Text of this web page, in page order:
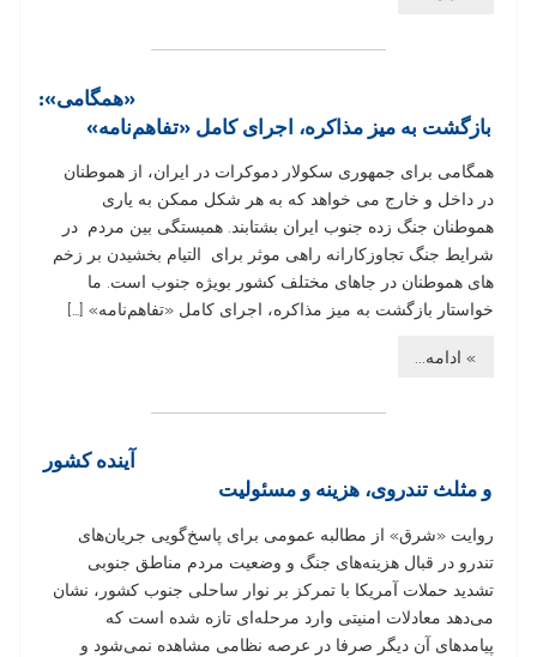
«همگامی»:
بازگشت به میز مذاکره، اجرای کامل «تفاهم‌نامه»
همگامی برای جمهوری سکولار دموکرات در ایران، از هموطنان
در داخل و خارج می خواهد که به هر شکل ممکن به یاری
هموطنان جنگ زده جنوب ایران بشتابند. همبستگی بین مردم در
شرایط جنگ تجاوزکارانه راهی موثر برای التیام بخشیدن بر زخم
های هموطنان در جاهای مختلف کشور بویژه جنوب است. ما
خواستار بازگشت به میز مذاکره، اجرای کامل «تفاهم‌نامه» […]
» ادامه...
آینده کشور
و مثلث تندروی، هزینه و مسئولیت
روایت «شرق» از مطالبه عمومی برای پاسخ‌گویی جریان‌های
تندرو در قبال هزینه‌های جنگ و وضعیت مردم مناطق جنوبی
تشدید حملات آمریکا با تمرکز بر نوار ساحلی جنوب کشور، نشان
می‌دهد معادلات امنیتی وارد مرحله‌ای تازه شده است که
پیامدهای آن دیگر صرفا در عرصه نظامی مشاهده نمی‌شود و